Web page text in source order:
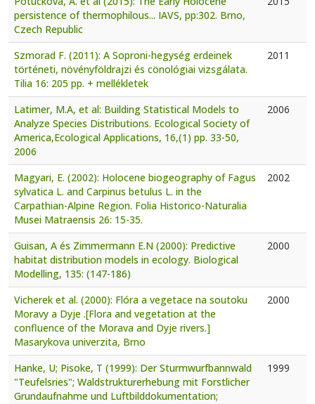
persistence of thermophilous... IAVS, pp:302. Brno,
Czech Republic
Szmorad F. (2011): A Soproni-hegység erdeinek
történeti, növényföldrajzi és cönológiai vizsgálata.
Tilia 16: 205 pp. + mellékletek
2011
Latimer, M.A, et al: Building Statistical Models to
Analyze Species Distributions. Ecological Society of
America,Ecological Applications, 16,(1) pp. 33-50,
2006
2006
Magyari, E. (2002): Holocene biogeography of Fagus
sylvatica L. and Carpinus betulus L. in the
Carpathian-Alpine Region. Folia Historico-Naturalia
Musei Matraensis 26: 15-35.
2002
Guisan, A és Zimmermann E.N (2000): Predictive
habitat distribution models in ecology. Biological
Modelling, 135: (147-186)
2000
Vicherek et al. (2000): Flóra a vegetace na soutoku
Moravy a Dyje .[Flora and vegetation at the
confluence of the Morava and Dyje rivers.]
Masarykova univerzita, Brno
2000
Hanke, U; Pisoke, T (1999): Der Sturmwurfbannwald
"Teufelsries"; Waldstrukturerhebung mit Forstlicher
Grundaufnahme und Luftbilddokumentation;
1999